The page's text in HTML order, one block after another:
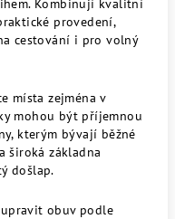
Kombinují kvalitní
provedení,
cestování i pro volný
místa zejména v
mohou být příjemnou
kterým bývají běžné
široká základna
došlap.
obuv podle